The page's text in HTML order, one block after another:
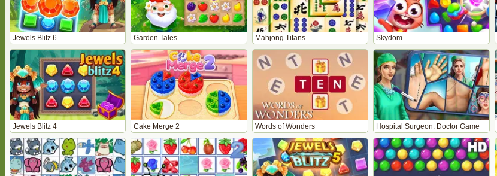
Jewels Blitz 6 Garden Tales Mahjong Titans Skydom
Jewels Blitz 4 Cake Merge 2 Words of Wonders Hospital Surgeon: Doctor Game